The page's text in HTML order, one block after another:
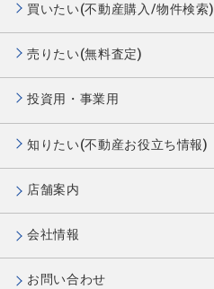
買いたい(不動産購入/物件検索)
売りたい(無料査定)
投資用・事業用
知りたい(不動産お役立ち情報)
店舗案内
会社情報
お問い合わせ